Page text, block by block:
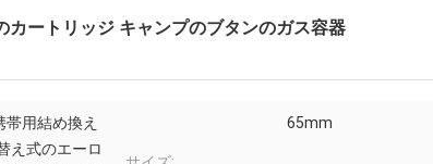
ートリッジ キャンプのブタンのガス容器
用結め換え
え式のエーロ
65mm